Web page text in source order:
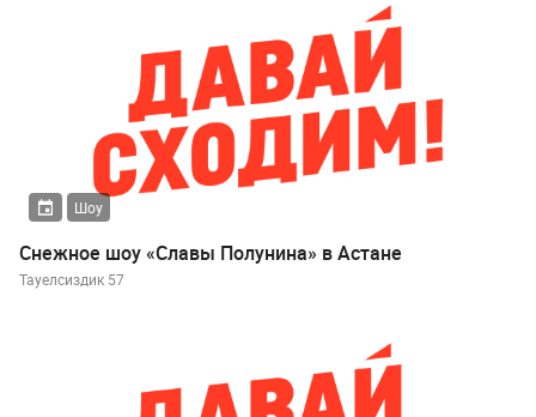
Шоу
Снежное шоу «Славы Полунина» в Астане
Тауелсиздик 57